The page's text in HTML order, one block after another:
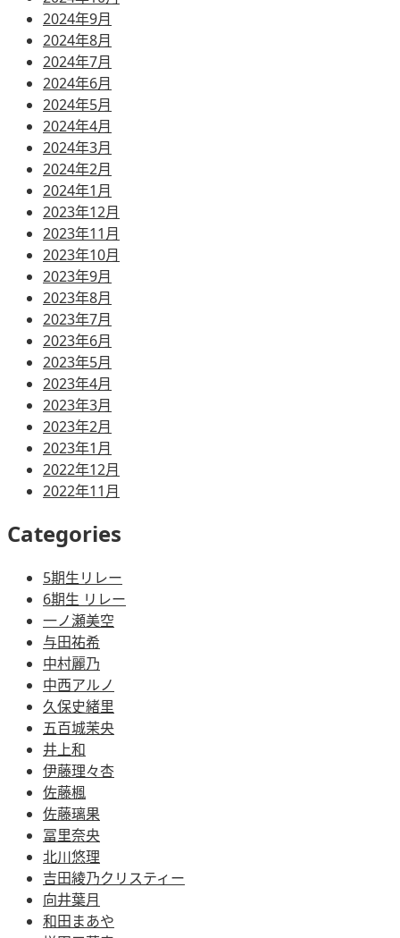
2024年9月
2024年8月
2024年7月
2024年6月
2024年5月
2024年4月
2024年3月
2024年2月
2024年1月
2023年12月
2023年11月
2023年10月
2023年9月
2023年8月
2023年7月
2023年6月
2023年5月
2023年4月
2023年3月
2023年2月
2023年1月
2022年12月
2022年11月
Categories
5期生リレー
6期生 リレー
一ノ瀬美空
与田祐希
中村麗乃
中西アルノ
久保史緒里
五百城茉央
井上和
伊藤理々杏
佐藤楓
佐藤璃果
冨里奈央
北川悠理
吉田綾乃クリスティー
向井葉月
和田まあや